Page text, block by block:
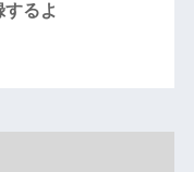
るよ